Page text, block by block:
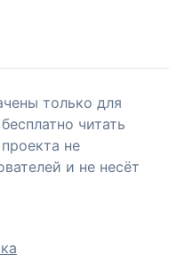
только для
читать
не
и не несёт